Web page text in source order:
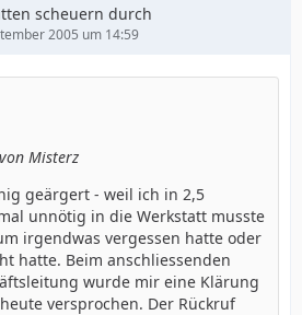
scheuern durch
2005 um 14:59
Misterz
geärgert - weil ich in 2,5
unnötig in die Werkstatt musste
irgendwas vergessen hatte oder
hatte. Beim anschliessenden
wurde mir eine Klärung
versprochen. Der Rückruf